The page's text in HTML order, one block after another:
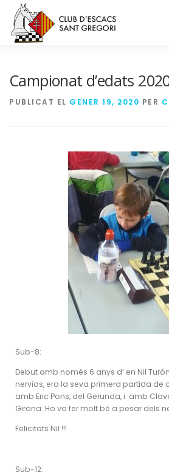
Campionat d’edats
PUBLICAT EL GENER 19, 2020 PER
Sub-8:
Debut amb només 6 anys d’ en Nil
nervios, era la seva primera partida de
amb Eric Pons, del Gerunda, i amb
Girona. Ho va fer molt bé a pesar
Felicitats Nil !!!
Sub-12: